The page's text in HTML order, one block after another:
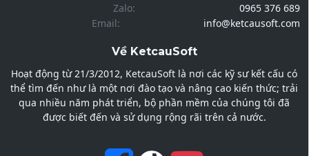
Zalo:
0965 376 689
Email:
info@ketcausoft.com
Về KetcauSoft
Hoạt động từ 21/3/2012, KetcauSoft là nơi các kỹ sư kết cấu có
thể tìm đến như là một nơi đào tạo và nâng cao kiến thức; trải
qua nhiều năm phát triển, bộ phần mềm của chúng tôi đã
được biết đến và sử dụng rộng rãi trên cả nước.